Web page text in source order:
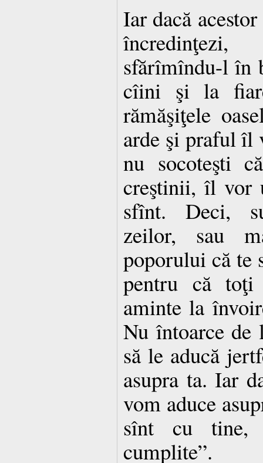
Iar dacă
sfărîmîndu-l în
cîini şi la
rămăşiţele
arde şi praful îl
nu socoteşti
creştinii, îl vor
sfînt. Deci,
zeilor, sau
poporului că te
pentru că
aminte la
Nu întoarce de
să le aducă
asupra ta. Iar
vom aduce
sînt cu tine,
cumplite”.